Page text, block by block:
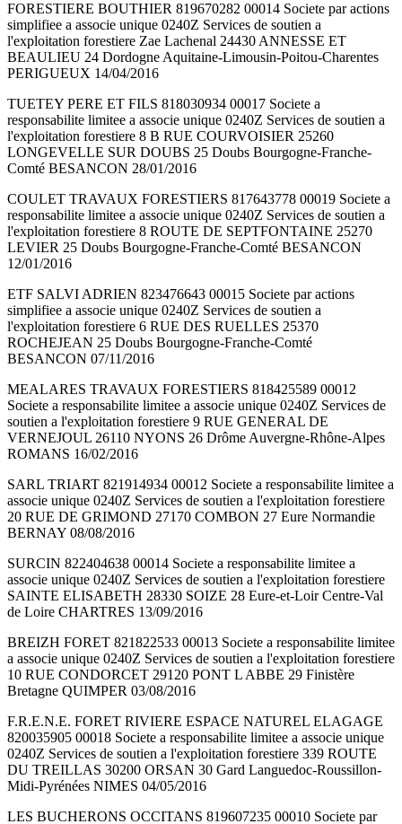
FORESTIERE BOUTHIER 819670282 00014 Societe par actions
simplifiee a associe unique 0240Z Services de soutien a
l'exploitation forestiere Zae Lachenal 24430 ANNESSE ET
BEAULIEU 24 Dordogne Aquitaine-Limousin-Poitou-Charentes
PERIGUEUX 14/04/2016
TUETEY PERE ET FILS 818030934 00017 Societe a
responsabilite limitee a associe unique 0240Z Services de soutien a
l'exploitation forestiere 8 B RUE COURVOISIER 25260
LONGEVELLE SUR DOUBS 25 Doubs Bourgogne-Franche-
Comté BESANCON 28/01/2016
COULET TRAVAUX FORESTIERS 817643778 00019 Societe a
responsabilite limitee a associe unique 0240Z Services de soutien a
l'exploitation forestiere 8 ROUTE DE SEPTFONTAINE 25270
LEVIER 25 Doubs Bourgogne-Franche-Comté BESANCON
12/01/2016
ETF SALVI ADRIEN 823476643 00015 Societe par actions
simplifiee a associe unique 0240Z Services de soutien a
l'exploitation forestiere 6 RUE DES RUELLES 25370
ROCHEJEAN 25 Doubs Bourgogne-Franche-Comté
BESANCON 07/11/2016
MEALARES TRAVAUX FORESTIERS 818425589 00012
Societe a responsabilite limitee a associe unique 0240Z Services de
soutien a l'exploitation forestiere 9 RUE GENERAL DE
VERNEJOUL 26110 NYONS 26 Drôme Auvergne-Rhône-Alpes
ROMANS 16/02/2016
SARL TRIART 821914934 00012 Societe a responsabilite limitee a
associe unique 0240Z Services de soutien a l'exploitation forestiere
20 RUE DE GRIMOND 27170 COMBON 27 Eure Normandie
BERNAY 08/08/2016
SURCIN 822404638 00014 Societe a responsabilite limitee a
associe unique 0240Z Services de soutien a l'exploitation forestiere
SAINTE ELISABETH 28330 SOIZE 28 Eure-et-Loir Centre-Val
de Loire CHARTRES 13/09/2016
BREIZH FORET 821822533 00013 Societe a responsabilite limitee
a associe unique 0240Z Services de soutien a l'exploitation forestiere
10 RUE CONDORCET 29120 PONT L ABBE 29 Finistère
Bretagne QUIMPER 03/08/2016
F.R.E.N.E. FORET RIVIERE ESPACE NATUREL ELAGAGE
820035905 00018 Societe a responsabilite limitee a associe unique
0240Z Services de soutien a l'exploitation forestiere 339 ROUTE
DU TREILLAS 30200 ORSAN 30 Gard Languedoc-Roussillon-
Midi-Pyrénées NIMES 04/05/2016
LES BUCHERONS OCCITANS 819607235 00010 Societe par